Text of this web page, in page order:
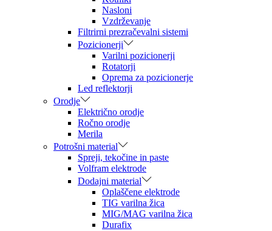
Nasloni
Vzdrževanje
Filtrirni prezračevalni sistemi
Pozicionerji
Varilni pozicionerji
Rotatorji
Oprema za pozicionerje
Led reflektorji
Orodje
Električno orodje
Ročno orodje
Merila
Potrošni material
Spreji, tekočine in paste
Volfram elektrode
Dodajni material
Oplaščene elektrode
TIG varilna žica
MIG/MAG varilna žica
Durafix